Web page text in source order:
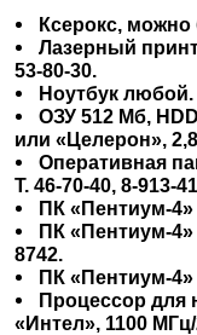
Ксерокс, можно
Лазерный
53-80-30.
Ноутбук любой.
ОЗУ 512 Мб,
или «Целерон»,
Оперативная
Т. 46-70-40, 8-913-
ПК «Пентиум-4»
ПК «Пентиум-4»
8742.
ПК «Пентиум-4»
Процессор для
«Интел», 1100 МГц/